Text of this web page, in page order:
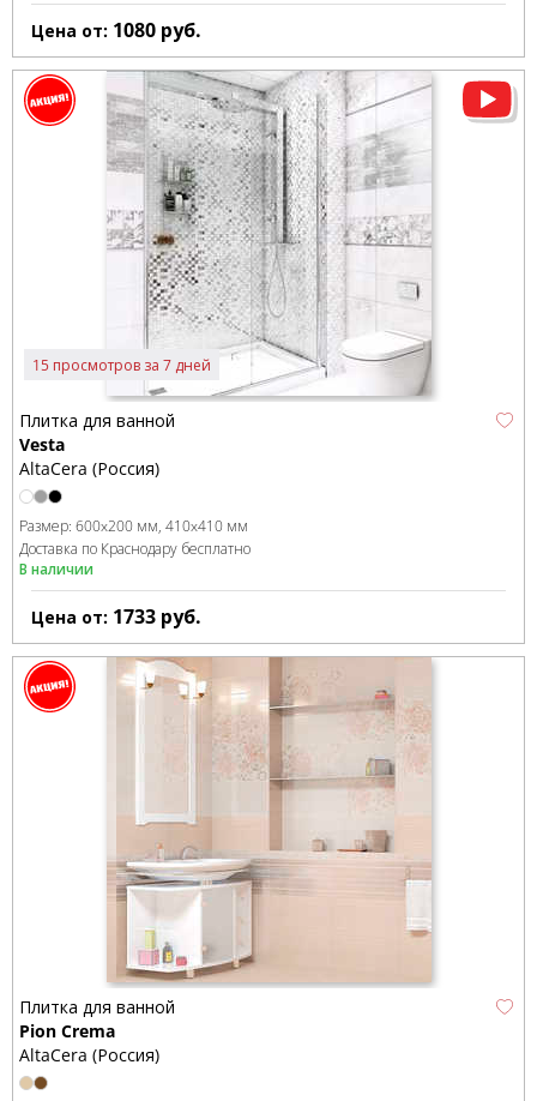
Цена от: 1080 руб.
15 просмотров за 7 дней
Плитка для ванной
Vesta
AltaCera (Россия)
Размер: 600x200 мм 410x410 мм
Доставка по Краснодару бесплатно
В наличии
Цена от: 1733 руб.
Плитка для ванной
Pion Crema
AltaCera (Россия)